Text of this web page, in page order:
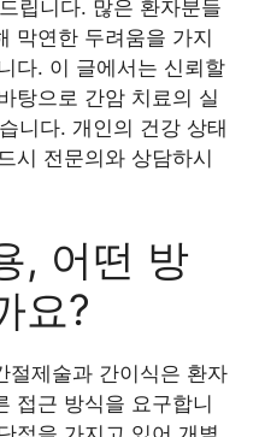
립니다. 많은 환자분들
막연한 두려움을 가지
다. 이 글에서는 신뢰할
탕으로 간암 치료의 실
니다. 개인의 건강 상태
시 전문의와 상담하시
, 어떤 방
요?
절제술과 간이식은 환자
접근 방식을 요구합니